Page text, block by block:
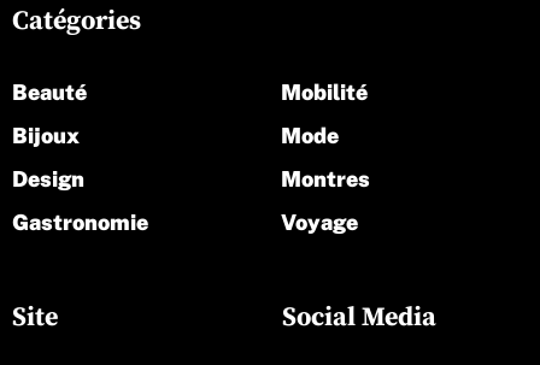
Site
Catégories
Beauté
Bijoux
Design
Gastronomie
Mobilité
Mode
Montres
Voyage
Social Media